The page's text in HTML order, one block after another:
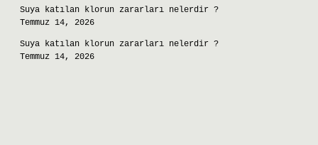
Suya katılan klorun zararları nelerdir ?
Temmuz 14, 2026
Suya katılan klorun zararları nelerdir ?
Temmuz 14, 2026